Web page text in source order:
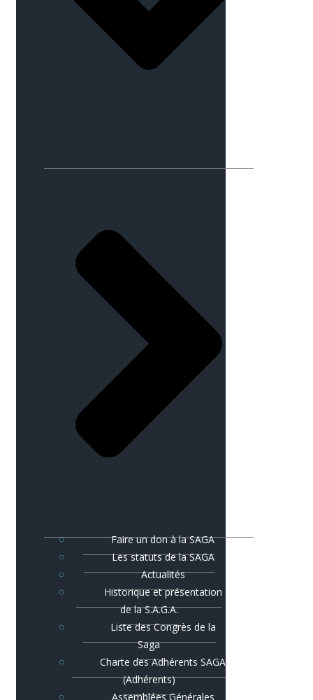
Faire un don à la SAGA
Les statuts de la SAGA
Actualités
Historique et présentation
de la S.A.G.A.
Liste des Congrès de la
Saga
Charte des Adhérents SAGA
(Adhérents)
Assemblées Générales